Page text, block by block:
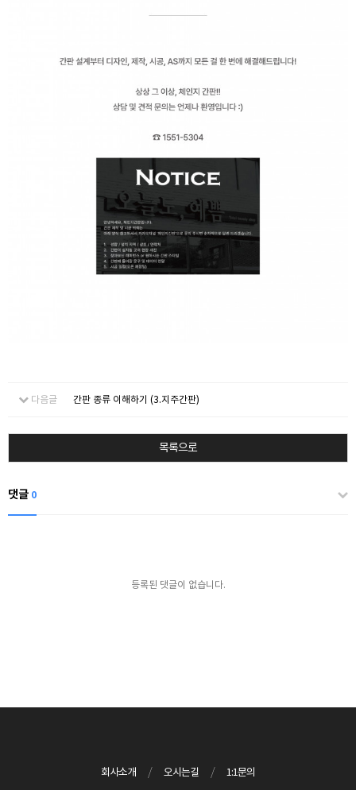
다음글 간판 종류 이해하기 (3.지주간판)
목록으로
댓글 0
등록된 댓글이 없습니다.
회사소개 / 오시는길 / 1:1문의